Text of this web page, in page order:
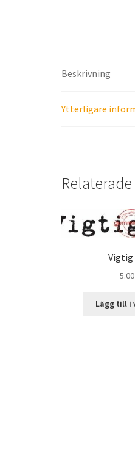
Beskrivning
Ytterligare
5.00
Lägg till i